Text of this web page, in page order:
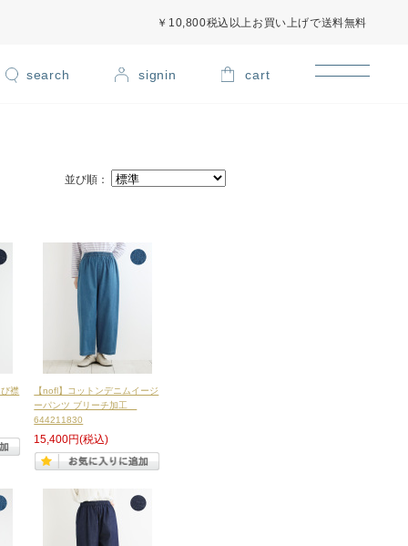
￥10,800税込以上お買い上げで送料無料
signin cart
並び順：
び襟
【nofl】コットンデニムイージ
ーパンツ ブリーチ加工
644211830
15,400円(税込)